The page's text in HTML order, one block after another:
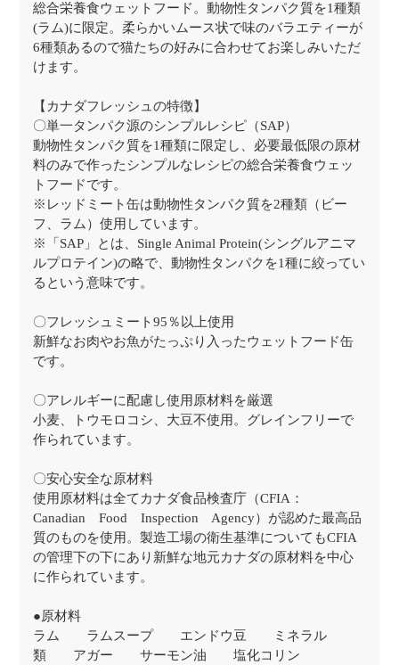
総合栄養食ウェットフード。動物性タンパク質を1種類
(ラム)に限定。柔らかいムース状で味のバラエティーが
6種類あるので猫たちの好みに合わせてお楽しみいただ
けます。
【カナダフレッシュの特徴】
〇単一タンパク源のシンプルレシピ（SAP）
動物性タンパク質を1種類に限定し、必要最低限の原材
料のみで作ったシンプルなレシピの総合栄養食ウェッ
トフードです。
※レッドミート缶は動物性タンパク質を2種類（ビー
フ、ラム）使用しています。
※「SAP」とは、Single Animal Protein(シングルアニマ
ルプロテイン)の略で、動物性タンパクを1種に絞ってい
るという意味です。
〇フレッシュミート95％以上使用
新鮮なお肉やお魚がたっぷり入ったウェットフード缶
です。
〇アレルギーに配慮し使用原材料を厳選
小麦、トウモロコシ、大豆不使用。グレインフリーで
作られています。
〇安心安全な原材料
使用原材料は全てカナダ食品検査庁（CFIA：
Canadian Food Inspection Agency）が認めた最高品
質のものを使用。製造工場の衛生基準についてもCFIA
の管理下の下にあり新鮮な地元カナダの原材料を中心
に作られています。
●原材料
ラム ラムスープ エンドウ豆 ミネラル
類 アガー サーモン油 塩化コリン